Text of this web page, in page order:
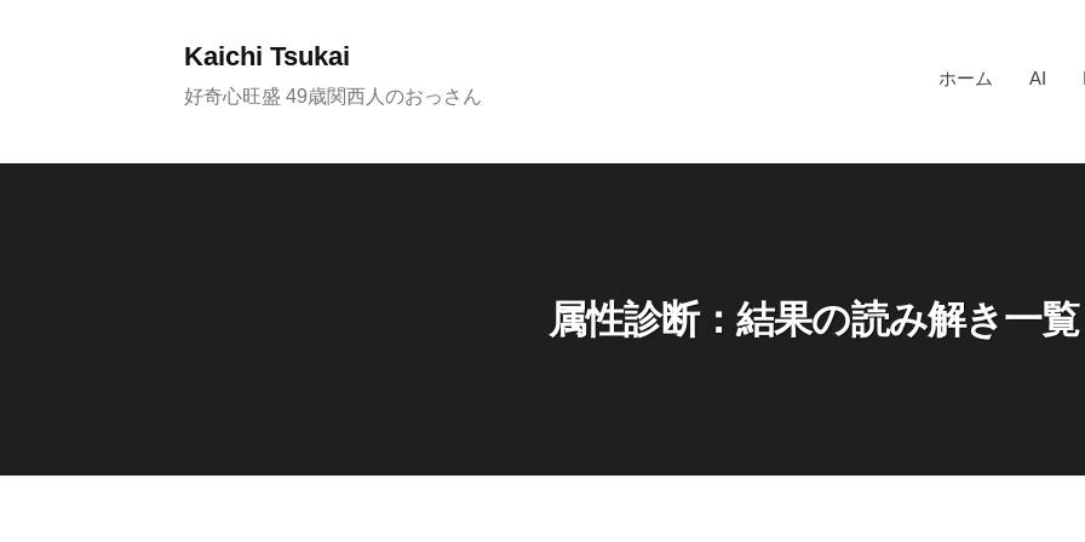
ツ
Kaichi Tsukai
好奇心旺盛 49歳関西人のおっさん
ホーム AI
属性診断：結果の読み解き一覧